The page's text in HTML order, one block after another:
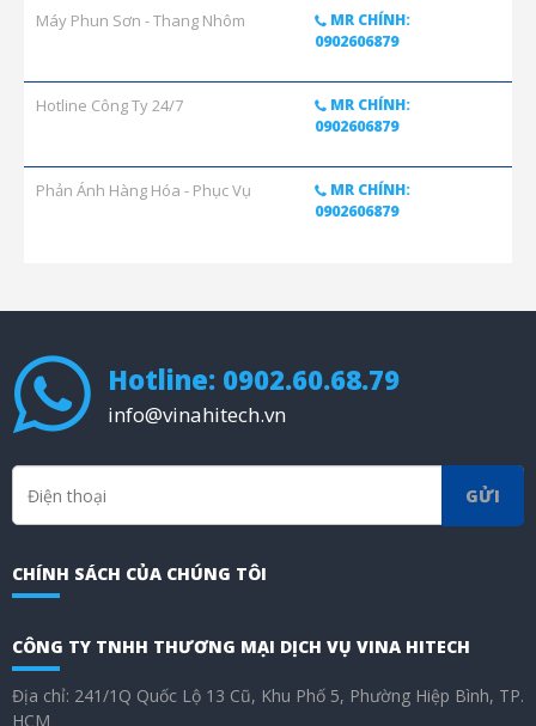
Máy Phun Sơn - Thang Nhôm
MR CHÍNH:
0902606879
Hotline Công Ty 24/7
MR CHÍNH:
0902606879
Phản Ánh Hàng Hóa - Phục Vụ
MR CHÍNH:
0902606879
Hotline: 0902.60.68.79
info@vinahitech.vn
GỬI
CHÍNH SÁCH CỦA CHÚNG TÔI
CÔNG TY TNHH THƯƠNG MẠI DỊCH VỤ VINA HITECH
Địa chỉ: 241/1Q Quốc Lộ 13 Cũ, Khu Phố 5, Phường Hiệp Bình, TP.
HCM